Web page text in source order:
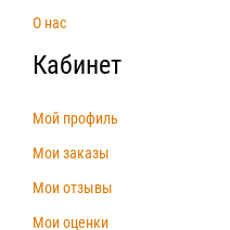
О нас
Кабинет
Мой профиль
Мои заказы
Мои отзывы
Мои оценки